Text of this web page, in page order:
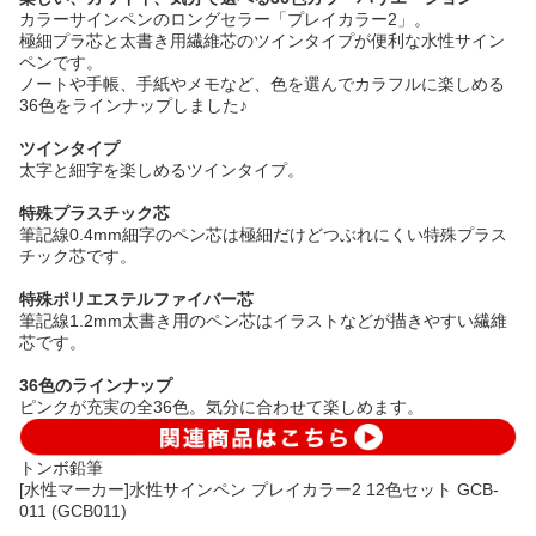
カラーサインペンのロングセラー「プレイカラー2」。
極細プラ芯と太書き用繊維芯のツインタイプが便利な水性サイン
ペンです。
ノートや手帳、手紙やメモなど、色を選んでカラフルに楽しめる
36色をラインナップしました♪
ツインタイプ
太字と細字を楽しめるツインタイプ。
特殊プラスチック芯
筆記線0.4mm細字のペン芯は極細だけどつぶれにくい特殊プラス
チック芯です。
特殊ポリエステルファイバー芯
筆記線1.2mm太書き用のペン芯はイラストなどが描きやすい繊維
芯です。
36色のラインナップ
ピンクが充実の全36色。気分に合わせて楽しめます。
トンボ鉛筆
[水性マーカー]水性サインペン プレイカラー2 12色セット GCB-
011 (GCB011)